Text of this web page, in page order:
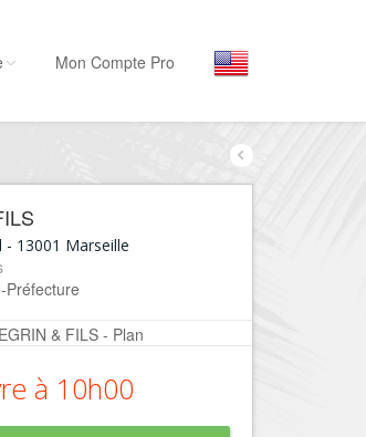
Mode, ...
Mon Compte Pro
- 13001 Marseille
Préfecture
à 10h00